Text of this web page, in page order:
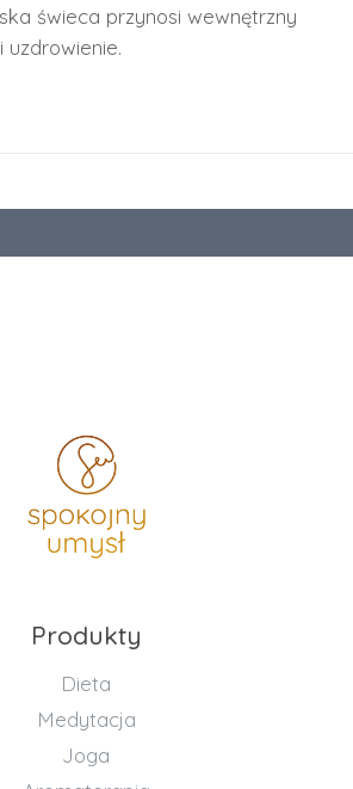
świeca przynosi wewnętrzny
Produkty
Dieta
Medytacja
Joga